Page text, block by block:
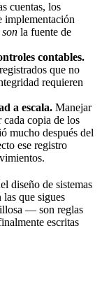
cuentas, los
implementación
son la fuente de
contables.
que no
requieren
a escala. Manejar
cada copia de los
mucho después del
ese registro
diseño de sistemas
que sigues
— son reglas
escritas